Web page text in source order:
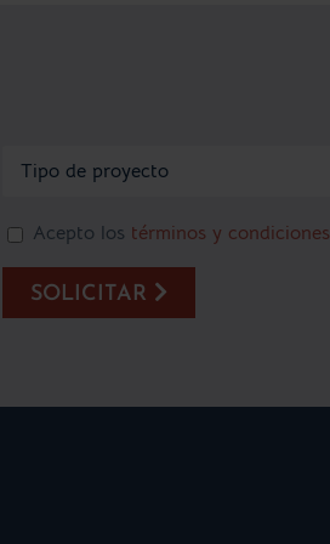
Acepto los términos y condiciones
SOLICITAR